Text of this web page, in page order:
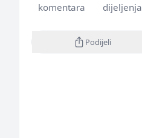
komentara dijeljenja
Podijeli